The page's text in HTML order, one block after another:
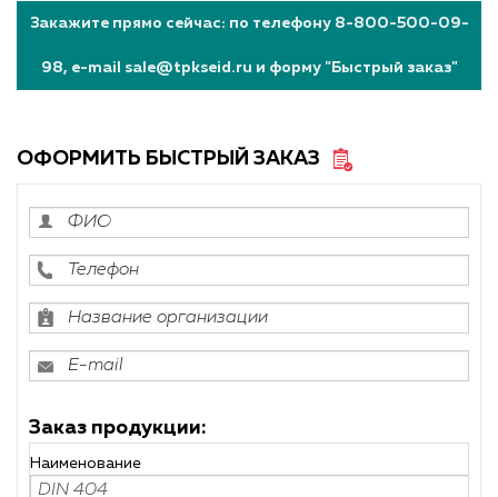
Закажите прямо сейчас: по телефону 8-800-500-09-
98, e-mail sale@tpkseid.ru и форму "Быстрый заказ"
ОФОРМИТЬ БЫСТРЫЙ ЗАКАЗ
Заказ продукции:
Наименование